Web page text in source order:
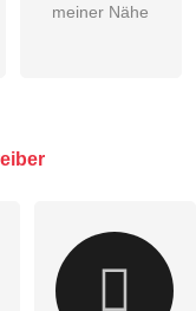
genommen.
meiner Nähe